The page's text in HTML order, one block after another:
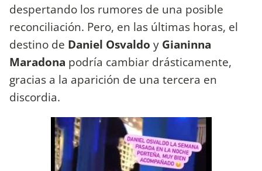
despertando los rumores de una posible
reconciliación. Pero, en las últimas horas, el
destino de Daniel Osvaldo y Gianinna
Maradona podría cambiar drásticamente,
gracias a la aparición de una tercera en
discordia.